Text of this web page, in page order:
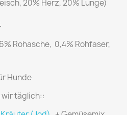
20% Herz, 20% Lunge)
Rohasche, 0,4% Rohfaser,
Hunde
wir täglich::